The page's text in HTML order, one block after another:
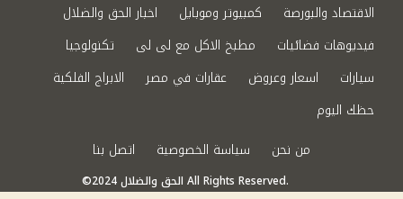
الاقتصاد والبورصة
كمبيوتر وموبايل
اخبار الحق والضلال
فيديوهات فضائيات
مطبخ الاكل مع لى لى
تكنولوجيا
سيارات
اسعار وعروض عقارات في مصر
الابراج الفلكية
حظك اليوم
من نحن
سياسة الخصوصية اتصل بنا
©2024 الحق والضلال All Rights Reserved.